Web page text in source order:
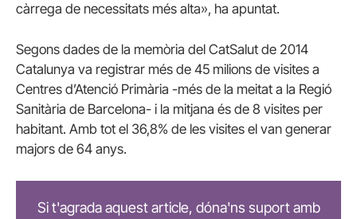
càrrega de necessitats més alta», ha apuntat.
Segons dades de la memòria del CatSalut de 2014
Catalunya va registrar més de 45 milions de visites a
Centres d’Atenció Primària -més de la meitat a la Regió
Sanitària de Barcelona- i la mitjana és de 8 visites per
habitant. Amb tot el 36,8% de les visites el van generar
majors de 64 anys.
Si t'agrada aquest article, dóna'ns suport amb